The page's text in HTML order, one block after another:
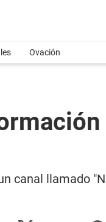
Ovación
canal llamado